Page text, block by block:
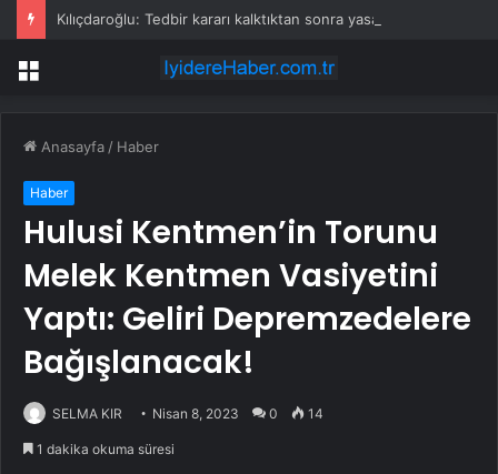
Menü
Anasayfa / Haber
Haber
Hulusi Kentmen’in Torunu
Melek Kentmen Vasiyetini
Yaptı: Geliri Depremzedelere
Bağışlanacak!
SELMA KIR Nisan 8, 2023 0 14
1 dakika okuma süresi